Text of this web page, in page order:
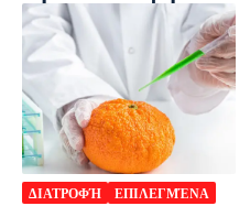
ΔΙΑΤΡΟΦΉ ΕΠΙΛΕΓΜΈΝΑ